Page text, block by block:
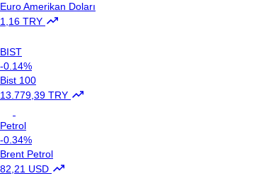
Euro Amerikan Doları
1,16 TRY
BIST
-0.14%
Bist 100
13.779,39 TRY
Petrol
-0.34%
Brent Petrol
82,21 USD